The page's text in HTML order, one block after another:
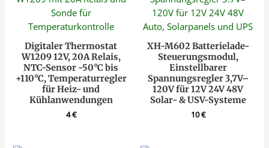
Digitaler Thermostat
W1209 12V, 20A Relais,
NTC-Sensor -50°C bis
+110°C, Temperaturregler
für Heiz- und
Kühlanwendungen
4€
XH-M602 Batterielade-
Steuerungsmodul,
Einstellbarer
Spannungsregler 3,7V–
120V für 12V 24V 48V
Solar- & USV-Systeme
10€